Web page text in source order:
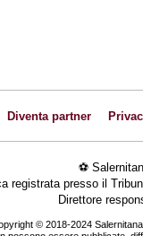
Diventa partner
⚽
registrata presso il
Direttore
© 2018-2024